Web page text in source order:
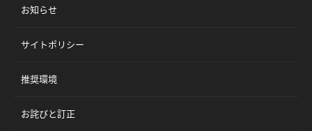
お知らせ
サイトポリシー
推奨環境
お詫びと訂正